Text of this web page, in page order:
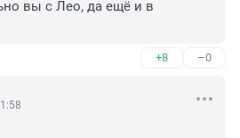
вы с Лео, да ещё и в
+8 –0